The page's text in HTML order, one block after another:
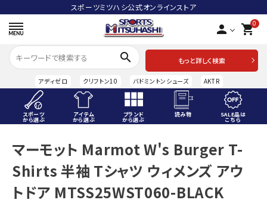
スポーツミツハシ公式オンラインストア
person 0
shopping_cart
search
もっと詳しく検索
アディゼロ クリフトン10 バドミントンシューズ AKTR
スポーツ
から選ぶ
アイテム
から選ぶ
ブランド
から選ぶ
読み物 SALE品は
こちら
ようこそ ゲスト 様
meeting_room ログイン person 会員登録
マーモット Marmot W's Burger T-
Shirts 半袖 Tシャツ ウィメンズ アウ
トドア MTSS25WST060-BLACK